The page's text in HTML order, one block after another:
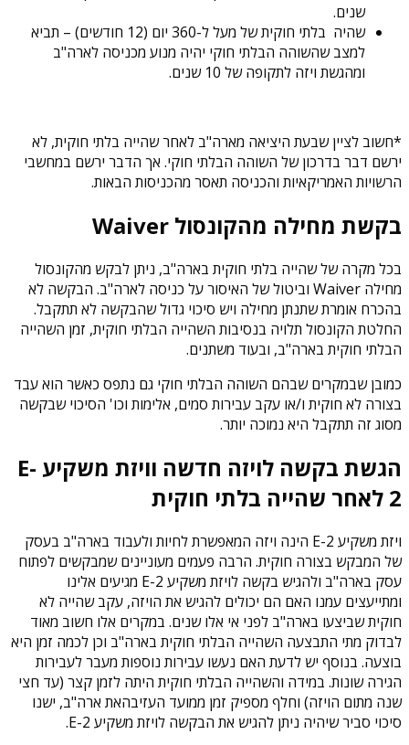
שנים.
שהיה בלתי חוקית של מעל ל-360 יום (12 חודשים) – תביא
למצב שהשוהה הבלתי חוקי יהיה מנוע מכניסה לארה"ב
ומהגשת ויזה לתקופה של 10 שנים.
*חשוב לציין שבעת היציאה מארה"ב לאחר שהייה בלתי חוקית, לא
ירשם דבר בדרכון של השוהה הבלתי חוקי. אך הדבר ירשם במחשבי
הרשויות האמריקאיות והכניסה תאסר מהכניסות הבאות.
בקשת מחילה מהקונסול Waiver
בכל מקרה של שהייה בלתי חוקית בארה"ב, ניתן לבקש מהקונסול
מחילה Waiver וביטול של האיסור על כניסה לארה"ב. הבקשה לא
בהכרח אומרת שתנתן מחילה ויש סיכוי גדול שהבקשה לא תתקבל.
החלטת הקונסול תלויה בנסיבות השהייה הבלתי חוקית, זמן השהייה
הבלתי חוקית בארה"ב, ובעוד משתנים.
כמובן שבמקרים שבהם השוהה הבלתי חוקי גם נתפס כאשר הוא עבד
בצורה לא חוקית ו/או עקב עבירות סמים, אלימות וכו' הסיכוי שבקשה
מסוג זה תתקבל היא נמוכה יותר.
הגשת בקשה לויזה חדשה וויזת משקיע E-
2 לאחר שהייה בלתי חוקית
ויזת משקיע E-2 הינה ויזה המאפשרת לחיות ולעבוד בארה"ב בעסק
של המבקש בצורה חוקית. הרבה פעמים מעוניינים שמבקשים לפתוח
עסק בארה"ב ולהגיש בקשה לויזת משקיע E-2 מגיעים אלינו
ומתייעצים עמנו האם הם יכולים להגיש את הויזה, עקב שהייה לא
חוקית שביצעו בארה"ב לפני אי אלו שנים. במקרים אלו חשוב מאוד
לבדוק מתי התבצעה השהייה הבלתי חוקית בארה"ב וכן לכמה זמן היא
בוצעה. בנוסף יש לדעת האם נעשו עבירות נוספות מעבר לעבירות
הגירה שונות. במידה והשהייה הבלתי חוקית היתה לזמן קצר (עד חצי
שנה מתום הויזה) וחלף מספיק זמן ממועד העזיבהאת ארה"ב, ישנו
סיכוי סביר שיהיה ניתן להגיש את הבקשה לויזת משקיע E-2.